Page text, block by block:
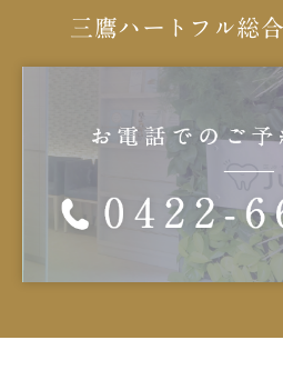
三鷹ハートフル総